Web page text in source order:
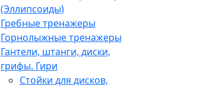
(Эллипсоиды)
Гребные тренажеры
Горнолыжные тренажеры
Гантели, штанги, диски,
грифы. Гири
Стойки для дисков,